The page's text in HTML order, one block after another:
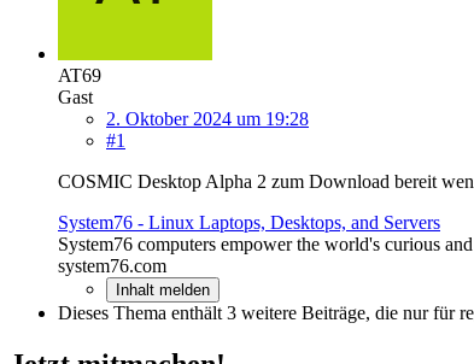
AT69
Gast
2. Oktober 2024 um 19:28
#1
COSMIC Desktop Alpha 2 zum Download bereit
System76 - Linux Laptops, Desktops, and Servers
System76 computers empower the world's curious
system76.com
Inhalt melden
Dieses Thema enthält 3 weitere Beiträge, die nur für